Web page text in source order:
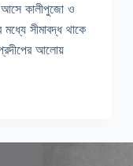
আসে কালীপুজো ও
মধ্যে সীমাবদ্ধ থাকে
আলোয়